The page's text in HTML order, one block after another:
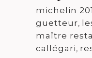
michelin
guetteur,
maître
callégari,